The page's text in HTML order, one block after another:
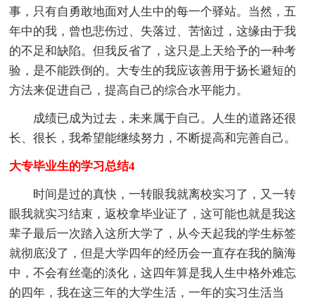
事，只有自勇敢地面对人生中的每一个驿站。当然，五
年中的我，曾也悲伤过、失落过、苦恼过，这缘由于我
的不足和缺陷。但我反省了，这只是上天给予的一种考
验，是不能跌倒的。大专生的我应该善用于扬长避短的
方法来促进自己，提高自己的综合水平能力。
成绩已成为过去，未来属于自己。人生的道路还很
长、很长，我希望能继续努力，不断提高和完善自己。
大专毕业生的学习总结4
时间是过的真快，一转眼我就离校实习了，又一转
眼我就实习结束，返校拿毕业证了，这可能也就是我这
辈子最后一次踏入这所大学了，从今天起我的学生标签
就彻底没了，但是大学四年的经历会一直存在我的脑海
中，不会有丝毫的淡化，这四年算是我人生中格外难忘
的四年，我在这三年的大学生活，一年的实习生活当